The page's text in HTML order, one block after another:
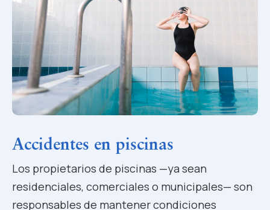
Accidentes en piscinas
Los propietarios de piscinas —ya sean
residenciales, comerciales o municipales— son
responsables de mantener condiciones